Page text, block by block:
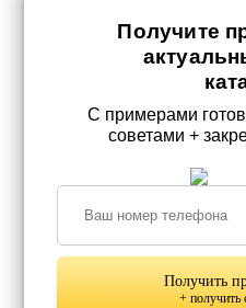
Получите
С примерами
советами +
Получить
+ получить